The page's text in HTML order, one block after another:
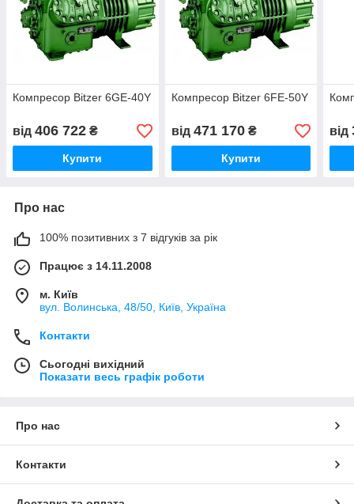
Компресор Bitzer 6GE-40Y
від 406 722 ₴
Купити
Компресор Bitzer 6FE-50Y
від 471 170₴
Купити
від
Про нас
100% позитивних з 7 відгуків за рік
Працює з 14.11.2008
м. Київ
вул. Bолинська, 48/50, Київ, Україна
Контакти
Сьогодні вихідний
Показати весь графік роботи
Про нас
Контакти